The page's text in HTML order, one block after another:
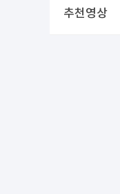
추천영상